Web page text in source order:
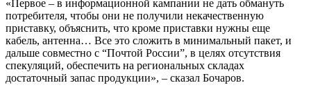
«Первое – в информационной кампании не дать обмануть
потребителя, чтобы они не получили некачественную
приставку, объяснить, что кроме приставки нужны еще
кабель, антенна… Все это сложить в минимальный пакет, и
дальше совместно с “Почтой России”, в целях отсутствия
спекуляций, обеспечить на региональных складах
достаточный запас продукции», – сказал Бочаров.